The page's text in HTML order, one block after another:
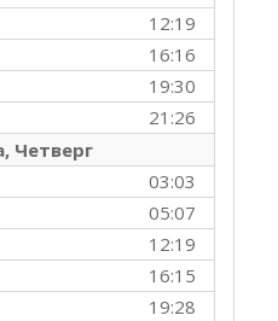
12:19
16:16
19:30
21:26
Четверг
03:03
05:07
12:19
16:15
19:28